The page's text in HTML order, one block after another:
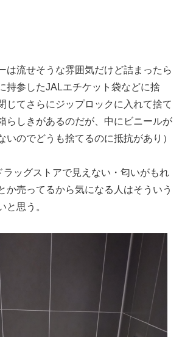
は流せそうな雰囲気だけど詰まったら
持参したJALエチケット袋などに捨
じてさらにジップロックに入れて捨て
らしきがあるのだが、中にビニールが
いのでどうも捨てるのに抵抗があり）
ラッグストアで見えない・匂いがもれ
か売ってるから気になる人はそういう
と思う。